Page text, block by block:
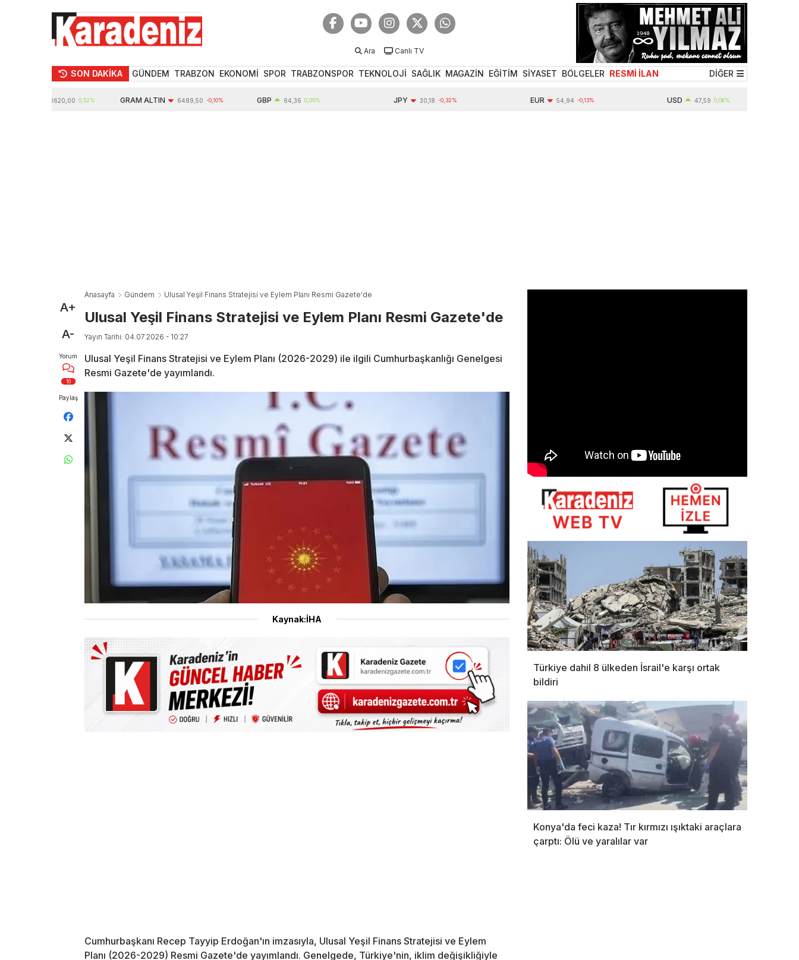
Ara Canlı TV
SON DAKİKA GÜNDEM TRABZON EKONOMİ SPOR TRABZONSPOR TEKNOLOJİ SAĞLIK MAGAZİN EĞİTİM SİYASET BÖLGELER RESMİ İLAN DİĞER
10620,00 0,52% GRAM ALTIN 6489,50 -0,10% 64,36 0,05% 30,18 -0,32% 54,94 -0,13% 47,59 0,06%
A+
A-
Yorum
10
Paylaş
Anasayfa Gündem Ulusal Yeşil Finans Stratejisi ve Eylem Planı Resmi Gazete'de
Ulusal Yeşil Finans Stratejisi ve Eylem Planı Resmi Gazete'de
Yayın Tarihi: 04.07.2026 - 10:27
Ulusal Yeşil Finans Stratejisi ve Eylem Planı (2026-2029) ile ilgili Cumhurbaşkanlığı Genelgesi
Resmi Gazete'de yayımlandı.
Kaynak:İHA
Cumhurbaşkanı Recep Tayyip Erdoğan'ın imzasıyla, Ulusal Yeşil Finans Stratejisi ve Eylem
Planı (2026-2029) Resmi Gazete'de yayımlandı. Genelgede, Türkiye'nin, iklim değişikliğiyle
Türkiye dahil 8 ülkeden İsrail'e karşı ortak
bildiri
Konya'da feci kaza! Tır kırmızı ışıktaki araçlara
çarptı: Ölü ve yaralılar var